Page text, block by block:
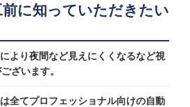
に知っていただきたい
より夜間など見えにくくなるなど視
ざいます。
全てプロフェッショナル向けの自動